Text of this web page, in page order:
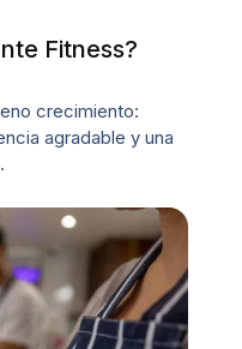
Fitness?
crecimiento:
agradable y una